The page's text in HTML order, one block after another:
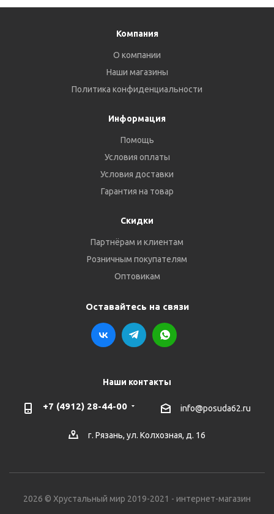
Компания
О компании
Наши магазины
Политика конфиденциальности
Информация
Помощь
Условия оплаты
Условия доставки
Гарантия на товар
Скидки
Партнёрам и клиентам
Розничным покупателям
Оптовикам
Оставайтесь на связи
Наши контакты
+7 (4912) 28-44-00 info@posuda62.ru
г. Рязань, ул. Колхозная, д. 16
2026 © Хрустальный мир 2019-2021 - интернет-магазин